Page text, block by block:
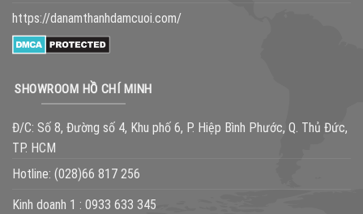
https://danamthanhdamcuoi.com/
SHOWROOM HỒ CHÍ MINH
Đ/C: Số 8, Đường số 4, Khu phố 6, P. Hiệp Bình Phước, Q. Thủ Đức,
TP. HCM
Hotline: (028)66 817 256
Kinh doanh 1 : 0933 633 345